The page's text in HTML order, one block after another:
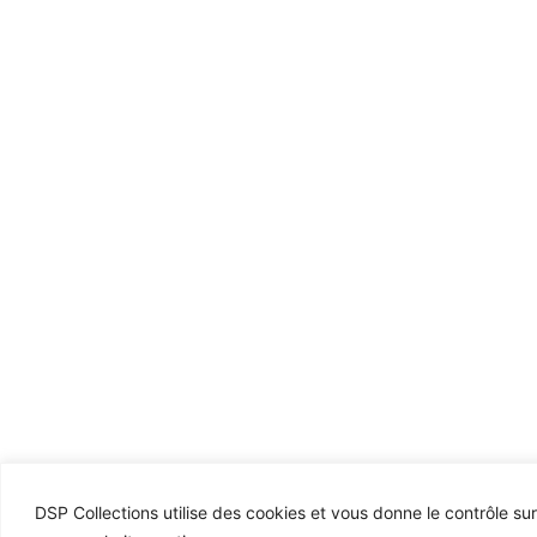
DSP Collections utilise des cookies et vous donne le contrôle